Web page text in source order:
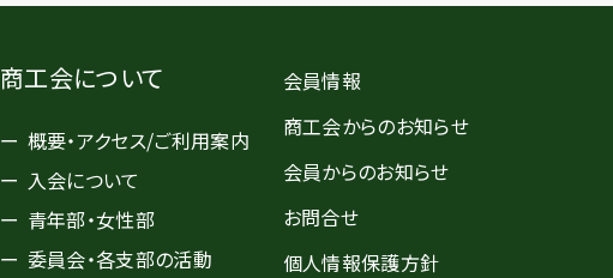
商工会について
概要・アクセス/ご利用案内
入会について
青年部・女性部
委員会・各支部の活動
会員情報
商工会からのお知らせ
会員からのお知らせ
お問合せ
個人情報保護方針